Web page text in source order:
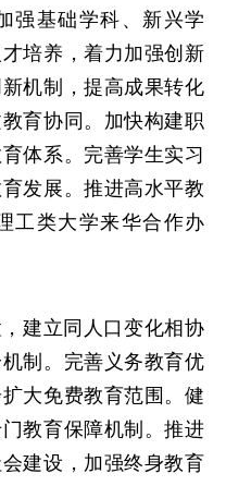
强基础学科、新兴学
培养，着力加强创新
机制，提高成果转化
育协同。加快构建职
体系。完善学生实习
发展。推进高水平教
工类大学来华合作办
建立同人口变化相协
制。完善义务教育优
大免费教育范围。健
教育保障机制。推进
建设，加强终身教育